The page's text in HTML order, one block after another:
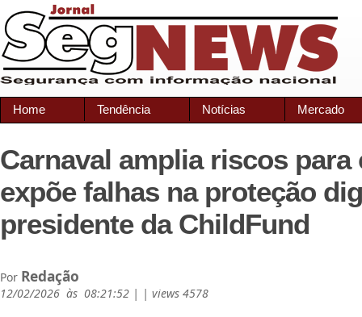
Home Tendência Notícias Mercado
Carnaval amplia riscos para
expõe falhas na proteção
presidente da ChildFund
Por Redação
12/02/2026 às 08:21:52 | | views 4578